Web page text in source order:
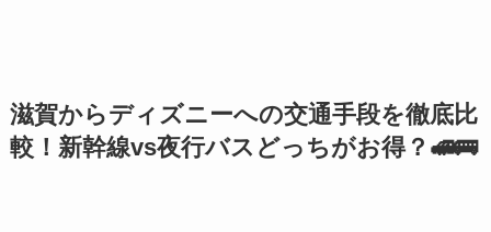
滋賀からディズニーへの交通手段を徹底比
較！新幹線vs夜行バスどっちがお得？🚅🚌